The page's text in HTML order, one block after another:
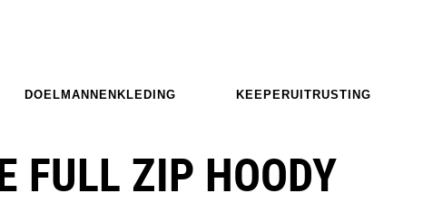
DOELMANNENKLEDING KEEPERUITRUSTING
FULL ZIP HOODY